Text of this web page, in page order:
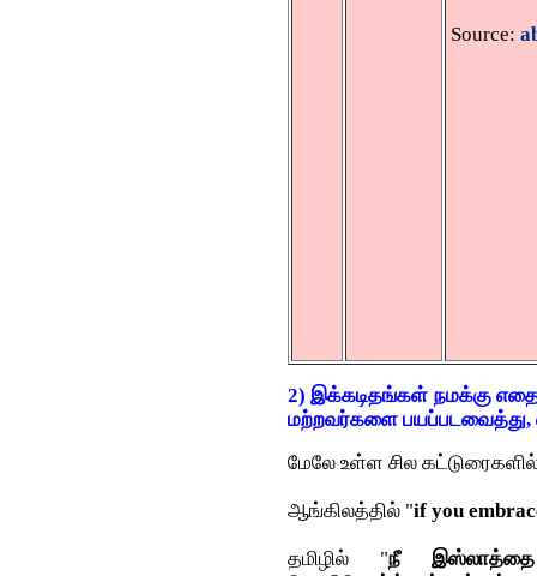
Source:
2) இக்கடிதங்கள் நமக்கு
மற்றவர்களை பயப்படவைத்து,
மேலே உள்ள சில
ஆங்கிலத்தில் "if you
தமிழில் "நீ இஸ்லாத்தை